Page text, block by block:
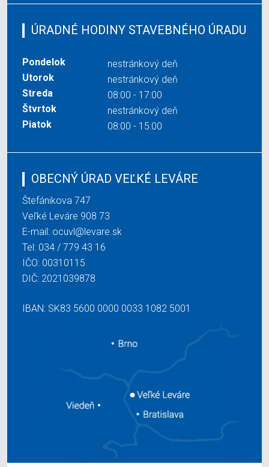
ÚRADNÉ HODINY STAVEBNÉHO ÚRADU
Pondelok
nestránkový deň
Utorok
nestránkový deň
Streda
08:00 - 17:00
Štvrtok
nestránkový deň
Piatok
08:00 - 15:00
OBECNÝ ÚRAD VEĽKÉ LEVÁRE
Štefánikova 747
Veľké Leváre 908 73
E-mail: ocuvl@levare.sk
Tel: 034 / 779 43 16
IČO: 00310115
DIČ: 2021039878
IBAN: SK83 5600 0000 0033 1082 5001